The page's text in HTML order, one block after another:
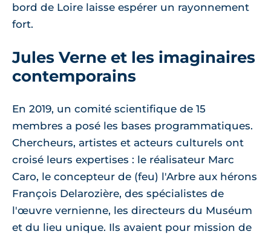
bord de Loire laisse espérer un rayonnement
fort.
Jules Verne et les imaginaires
contemporains
En 2019, un comité scientifique de 15
membres a posé les bases programmatiques.
Chercheurs, artistes et acteurs culturels ont
croisé leurs expertises : le réalisateur Marc
Caro, le concepteur de (feu) l'Arbre aux hérons
François Delarozière, des spécialistes de
l'œuvre vernienne, les directeurs du Muséum
et du lieu unique. Ils avaient pour mission de